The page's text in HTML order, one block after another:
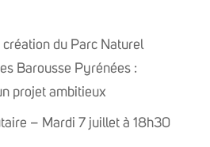
du Parc Naturel
Barousse Pyrénées :
projet ambitieux
– Mardi 7 juillet à 18h30